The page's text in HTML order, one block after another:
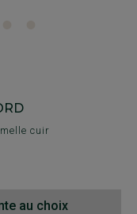
cuir
au choix